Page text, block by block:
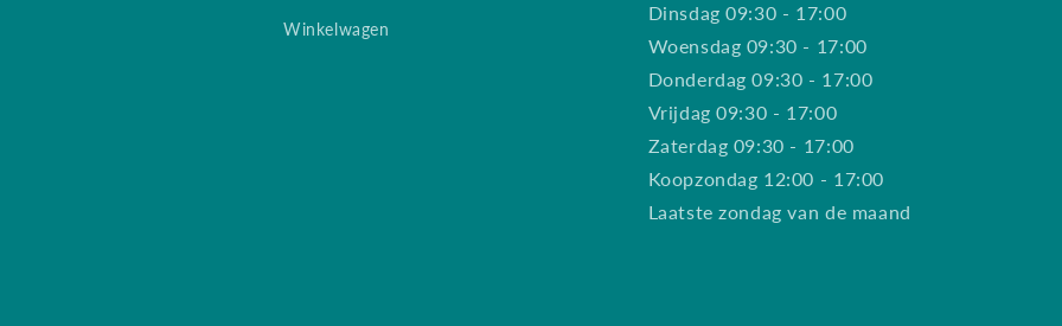
Winkelwagen
Dinsdag 09:30 - 17:00
Woensdag 09:30 - 17:00
Donderdag 09:30 - 17:00
Vrijdag 09:30 - 17:00
Zaterdag 09:30 - 17:00
Koopzondag 12:00 - 17:00
Laatste zondag van de maand